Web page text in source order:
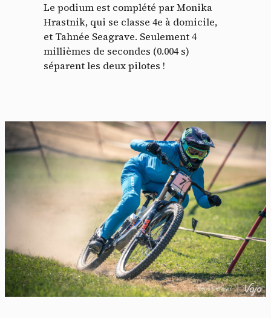
Le podium est complété par Monika
Hrastnik, qui se classe 4e à domicile,
et Tahnée Seagrave. Seulement 4
millièmes de secondes (0.004 s)
séparent les deux pilotes !